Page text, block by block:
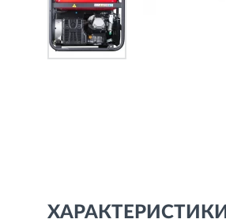
ХАРАКТЕРИСТИКИ